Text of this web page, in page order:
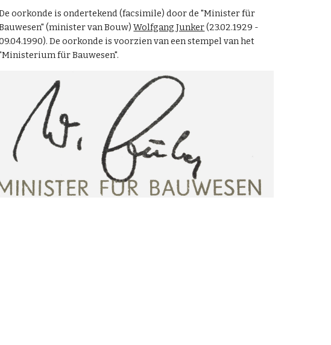
oorkonde is ondertekend (facsimile) door de "Minister für
(minister van Bouw)Wolfgang Junker(23.02.1929 -
De oorkonde is voorzien van een stempel van het
für Bauwesen".